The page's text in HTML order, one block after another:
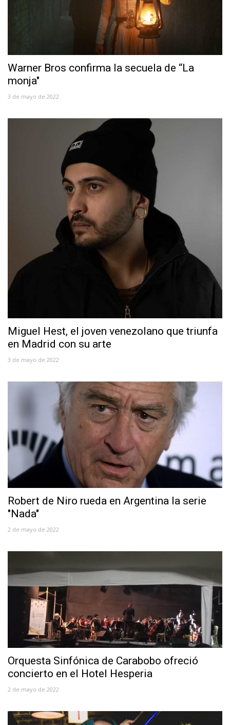
Warner Bros confirma la secuela de “La
monja″
3 de mayo de 2022
Miguel Hest, el joven venezolano que triunfa
en Madrid con su arte
3 de mayo de 2022
Robert de Niro rueda en Argentina la serie
"Nada"
2 de mayo de 2022
Orquesta Sinfónica de Carabobo ofreció
concierto en el Hotel Hesperia
2 de mayo de 2022